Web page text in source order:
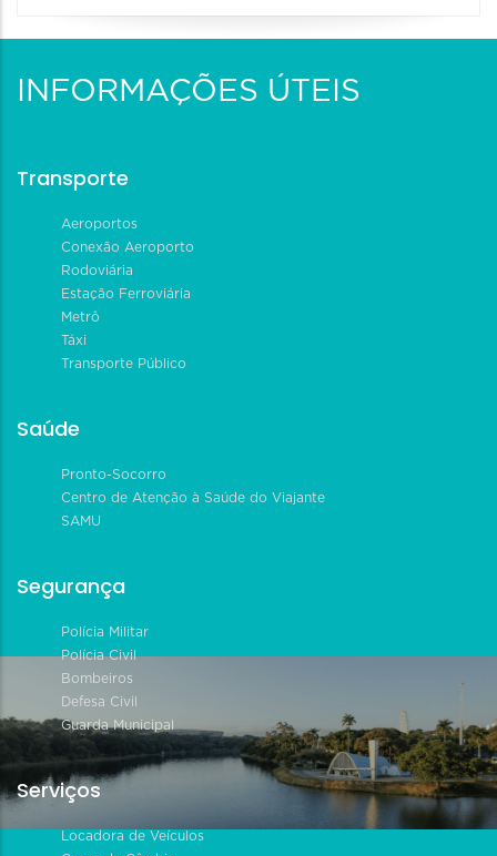
INFORMAÇÕES ÚTEIS
Transporte
Aeroportos
Conexão Aeroporto
Rodoviária
Estação Ferroviária
Metrô
Táxi
Transporte Público
Saúde
Pronto-Socorro
Centro de Atenção à Saúde do Viajante
SAMU
Segurança
Polícia Militar
Polícia Civil
Bombeiros
Defesa Civil
Guarda Municipal
Serviços
Locadora de Veículos